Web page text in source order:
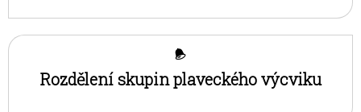
Rozdělení skupin plaveckého výcviku